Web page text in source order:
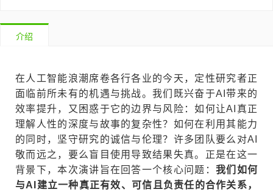
介绍
在人工智能浪潮席卷各行各业的今天，定性研究者正
面临前所未有的机遇与挑战。我们既兴奋于AI带来的
效率提升，又困惑于它的边界与风险：如何让AI真正
理解人性的深度与故事的复杂性？如何在利用其能力
的同时，坚守研究的诚信与伦理？许多团队要么对AI
敬而远之，要么盲目使用导致结果失真。正是在这一
背景下，本次演讲旨在回答一个核心问题：我们如何
与AI建立一种真正有效、可信且负责任的合作关系，